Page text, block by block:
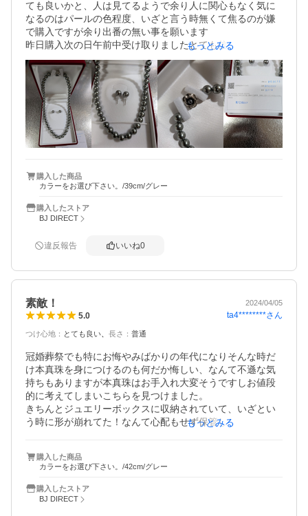
ても良いかと、人は見てるようで余り人に関心もなく気に
なるのはパールの色程度、いざと言う時無くて焦るのが嫌
で購入ですが余り出番の無い事を願います
昨日購入次の日午前中受け取りましたとても信用深いショ
ップだと感じました
商品的にはブラックパールですが少し緑がかった様に見え
る気がします、お安いので仕方ない（笑）
(写真付けてますので良ければご覧ください)
もっとみる
購入した商品
カラーをお選び下さい。/39cm/グレー
購入したストア
BJ DIRECT
違反報告 いいね0
素敵！ 2024/04/05
5.0 ta4********さん
つけ心地 ： とても良い 長さ ： 普通
冠婚葬祭でも特にお悔やみばかりの年代になりそんな時だ
け本真珠を身につけるのも何だか悔しい、なんて不遜な気
持ちもありますが本真珠はお手入れ大変そうですしお値段
的に考えてしまいこちらを見つけました。
きちんとジュエリーボックスに収納されていて、いざとい
う時に形が崩れてた！なんて心配もせず保管しておけて有
とても丁寧で早くに配送して頂きありがとうございまし
もっとみる
購入した商品
カラーをお選び下さい。/42cm/グレー
購入したストア
BJ DIRECT